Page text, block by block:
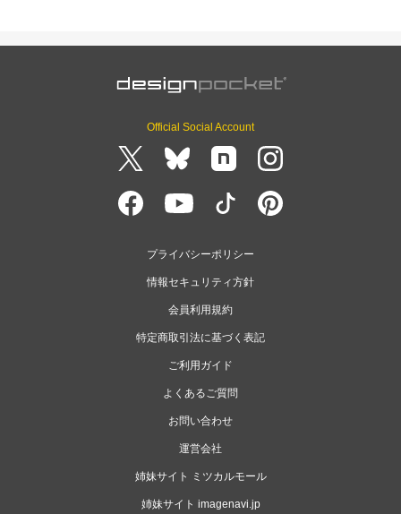
Official Social Account
プライバシーポリシー
情報セキュリティ方針
会員利用規約
特定商取引法に基づく表記
ご利用ガイド
よくあるご質問
お問い合わせ
運営会社
姉妹サイト ミツカルモール
姉妹サイト imagenavi.jp